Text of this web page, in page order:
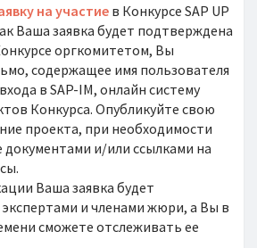
на участие в Конкурсе SAP UP
Ваша заявка будет подтверждена
оргкомитетом, Вы
содержащее имя пользователя
в SAP-IM, онлайн систему
Конкурса. Опубликуйте свою
проекта, при необходимости
документами и/или ссылками на
Ваша заявка будет
и членами жюри, а Вы в
сможете отслеживать ее